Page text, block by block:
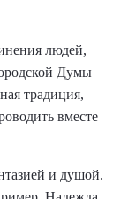
людей,
Думы
традиция,
вместе
и душой.